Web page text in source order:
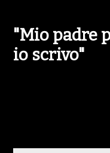
"Mio padre
io scrivo"